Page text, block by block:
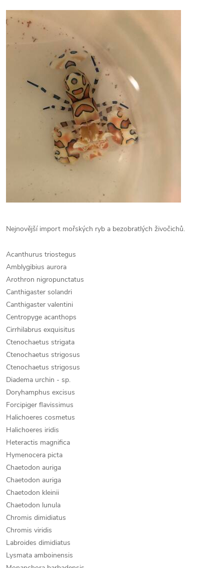
Nejnovější import mořských ryb a bezobratlých živočichů.
Acanthurus triostegus
Amblygibius aurora
Arothron nigropunctatus
Canthigaster solandri
Canthigaster valentini
Centropyge acanthops
Cirrhilabrus exquisitus
Ctenochaetus strigata
Ctenochaetus strigosus
Ctenochaetus strigosus
Diadema urchin - sp.
Doryhamphus excisus
Forcipiger flavissimus
Halichoeres cosmetus
Halichoeres iridis
Heteractis magnifica
Hymenocera picta
Chaetodon auriga
Chaetodon auriga
Chaetodon kleinii
Chaetodon lunula
Chromis dimidiatus
Chromis viridis
Labroides dimidiatus
Lysmata amboinensis